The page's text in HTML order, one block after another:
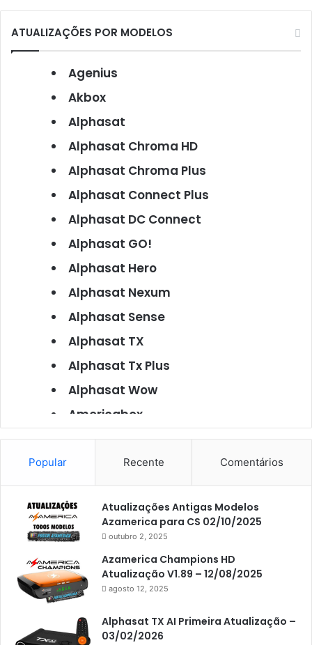
ATUALIZAÇÕES POR MODELOS
Agenius
Akbox
Alphasat
Alphasat Chroma HD
Alphasat Chroma Plus
Alphasat Connect Plus
Alphasat DC Connect
Alphasat GO!
Alphasat Hero
Alphasat Nexum
Alphasat Sense
Alphasat TX
Alphasat Tx Plus
Alphasat Wow
Americabox
Americabox S101
Americabox S105
Americabox S105 Plus
Americabox S205
Americabox S205 Plus
Americabox S305 Plus
Artcom
Athomics
Popular Recente Comentários
Atualizações Antigas Modelos
Azamerica para CS 02/10/2025
outubro 2, 2025
Azamerica Champions HD
Atualização V1.89 – 12/08/2025
agosto 12, 2025
Alphasat TX AI Primeira Atualização –
03/02/2026